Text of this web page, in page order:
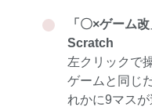
「〇×ゲーム
Scratch
左クリックで
ゲームと同じ
れかに9マスが